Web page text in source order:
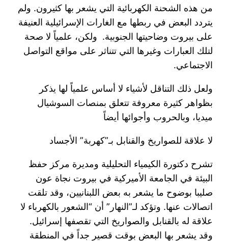
من هذه الشحنة الكهربائية التي يشعر بها كثيرون. ولم
يتردد البعض في ربطها مع الغارات الإسرائيلية العنيفة
على بيروت وضاحيتها الجنوبية. ولكن، علمياً لا صحة
لتلك العبارات وغيرها التي تتناثر على مواقع التواصل
الاجتماعي.
ولعل ذلك التناقل لأشياء لا أساس علمياً لها يذكر
بظواهر كثيرة معروفة تتعلق بمنصات السوشيال
ميديا، وبالحروب وأجوائها أيضاً
لا علاقة للصواريخ والقنابل بـ”كهربة” الأجساد
تشرح دكتورة الكيمياء التحليلية ومديرة مركز حفظ
البيئة في الجامعة الأميركية في بيروت نجاة عون
صليبا بوضوح ما يشعر به بعض اللبنانيين، وقد تلقت
اتصالات عنها. وتؤكد لـ”النهار” أن “الشعور بالكهرباء لا
علاقة له بالقنابل والصواريخ التي تقصفها إسرائيل.
وقد يشعر بها البعض بوقت قصير جداً في المنطقة